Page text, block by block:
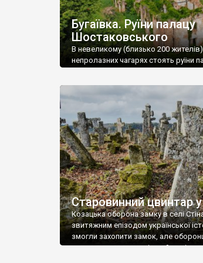
Бугаївка. Руїни палацу
Шостаковського
В невеликому (близько 200 жителів)
непролазних чагарях стоять руїни
потім клуб, ще пізніше –
століття тут розмістили
палацу виїхала лікарня – ми точно
Старовинний цвинтар у
Козацька оборона замку в селі
звитяжним епізодом української
змогли захопити замок, але
поховали на цвинтарі, який тоді